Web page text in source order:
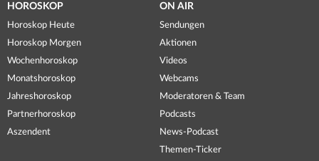
HOROSKOP
Horoskop Heute
Horoskop Morgen
Wochenhoroskop
Monatshoroskop
Jahreshoroskop
Partnerhoroskop
Aszendent
ON AIR
Sendungen
Aktionen
Videos
Webcams
Moderatoren & Team
Podcasts
News-Podcast
Themen-Ticker